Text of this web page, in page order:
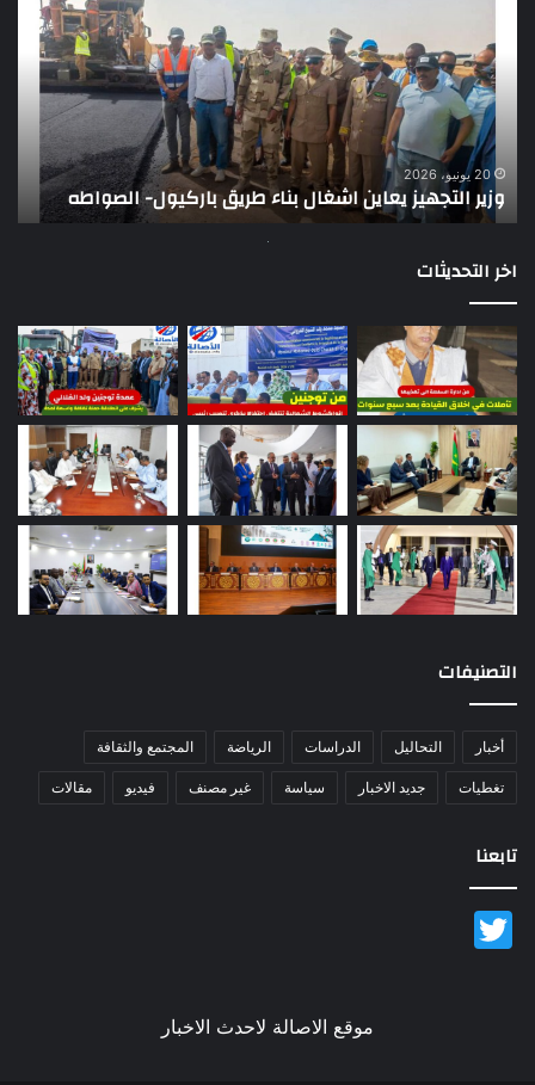
اشغال
بناء
طريق
باركيول-
الصواطه
20 يونيو، 2026
وزير التجهيز يعاين اشغال بناء طريق باركيول- الصواطه
اخر التحديثات
التصنيفات
أخبار التحاليل الدراسات الرياضة المجتمع والثقافة
تغطيات جديد الاخبار سياسة غير مصنف فيديو مقالات
تابعنا
موقع الاصالة لاحدث الاخبار